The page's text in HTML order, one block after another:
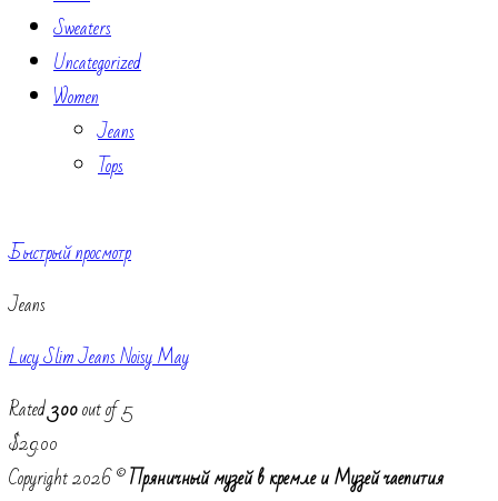
Sweaters
Uncategorized
Women
Jeans
Tops
Быстрый просмотр
Jeans
Lucy Slim Jeans Noisy May
Rated3.00out of 5
$29.00
Copyright 2026 ©Пряничный музей в кремле и Музей чаепития